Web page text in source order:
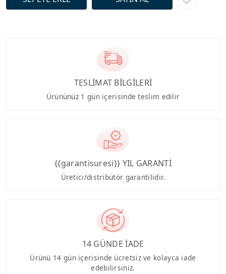
TESLİMAT BİLGİLERİ
Ürününüz 1 gün içerisinde teslim edilir
{{garantisuresi}} YIL GARANTİ
Üretici/distribütör garantilidir.
14 GÜNDE İADE
Ürünü 14 gün içerisinde ücretsiz ve kolayca iade
edebilirsiniz.